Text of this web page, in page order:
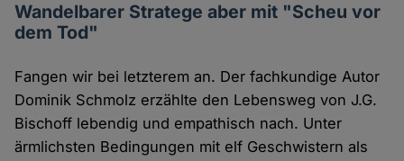
Wandelbarer Stratege aber mit "Scheu vor
dem Tod"
Fangen wir bei letzterem an. Der fachkundige Autor
Dominik Schmolz erzählte den Lebensweg von J.G.
Bischoff lebendig und empathisch nach. Unter
ärmlichsten Bedingungen mit elf Geschwistern als